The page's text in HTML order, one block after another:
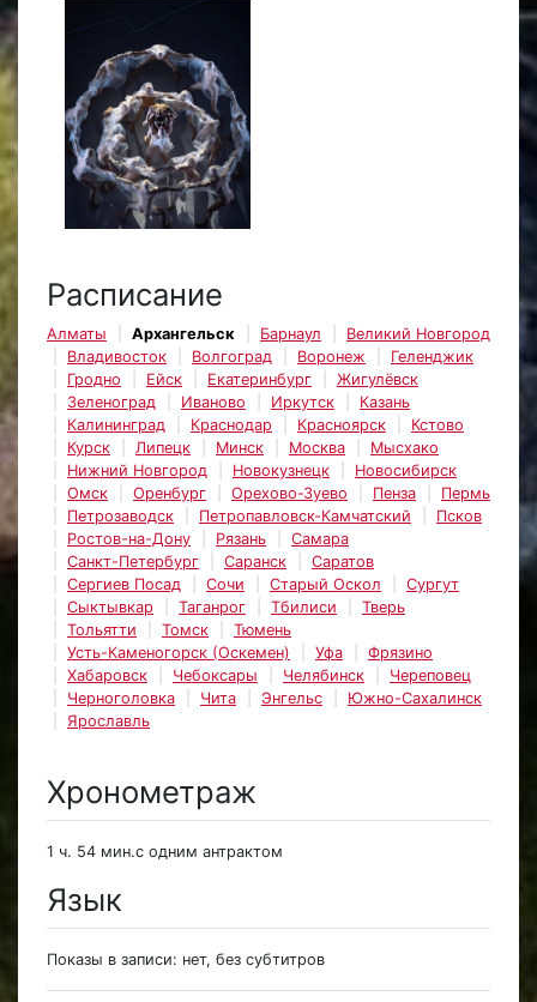
Расписание
Алматы Архангельск Барнаул
Великий Новгород
Владивосток
Волгоград Воронеж
Геленджик
Гродно
Ейск Екатеринбург
Жигулёвск
Зеленоград
Иваново Иркутск
Казань
Калининград
Краснодар Красноярск
Кстово
Курск
Липецк Минск Москва
Мысхако
Нижний Новгород
Новокузнецк
Новосибирск
Омск
Оренбург Орехово-Зуево Пенза
Пермь
Петрозаводск
Петропавловск-Камчатский
Псков
Ростов-на-Дону
Рязань
Самара
Санкт-Петербург
Саранск
Саратов
Сергиев Посад
Сочи Старый Оскол
Сургут
Сыктывкар
Таганрог Тбилиси
Тверь
Тольятти
Томск
Тюмень
Усть-Каменогорск (Оскемен)
Уфа
Фрязино
Хабаровск
Чебоксары Челябинск
Череповец
Черноголовка
Чита Энгельс
Южно-Сахалинск
Ярославль
Хронометраж
1 ч. 54 мин.с одним антрактом
Язык
Показы в записи: нет, без субтитров